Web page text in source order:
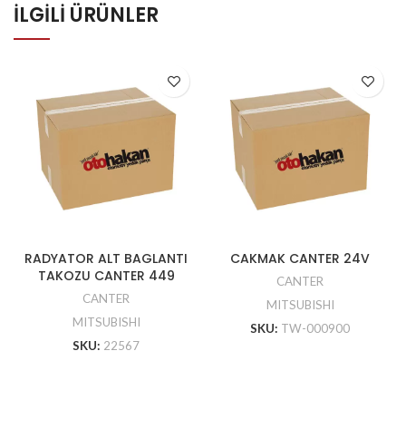
İLGILI ÜRÜNLER
RADYATOR ALT BAGLANTI
TAKOZU CANTER 449
CANTER
MITSUBISHI
SKU: 22567
CAKMAK CANTER 24V
CANTER
MITSUBISHI
SKU: TW-000900